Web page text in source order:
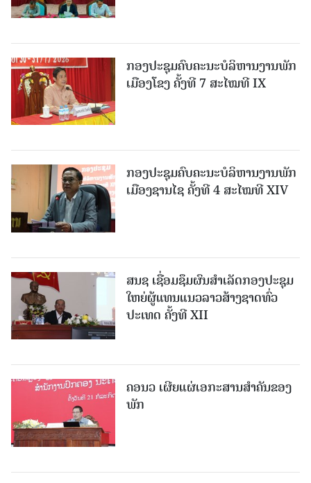
ກອງປະຊຸມຄົບຄະນະບໍລິຫານງານພັກ
ເມືອງໂຂງ ຄັ້ງທີ 7 ສະໄໝທີ IX
ກອງປະຊຸມຄົບຄະນະບໍລິຫານງານພັກ
ເມືອງຊານ​ໄຊ ຄັ້ງທີ 4 ສະໄໝທີ XIV
ສນຊ ເຊື່ອມຊຶມຜົນສໍາເລັດກອງປະຊຸມ
ໃຫຍ່ຜູ້ແທນແນວລາວສ້າງຊາດທົ່ວ
ປະເທດ ຄັ້ງທີ XII
ຄອນວ ເຜີຍແຜ່ເອກະສານສໍາຄັນຂອງ
ພັກ